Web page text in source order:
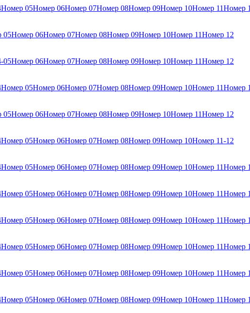
Номер 05Номер 06Номер 07Номер 08Номер 09Номер 10Номер 11Номер
05Номер 06Номер 07Номер 08Номер 09Номер 10Номер 11Номер 12
05Номер 06Номер 07Номер 08Номер 09Номер 10Номер 11Номер 12
Номер 05Номер 06Номер 07Номер 08Номер 09Номер 10Номер 11Номер
05Номер 06Номер 07Номер 08Номер 09Номер 10Номер 11Номер 12
Номер 05Номер 06Номер 07Номер 08Номер 09Номер 10Номер 11-12
Номер 05Номер 06Номер 07Номер 08Номер 09Номер 10Номер 11Номер
Номер 05Номер 06Номер 07Номер 08Номер 09Номер 10Номер 11Номер
Номер 05Номер 06Номер 07Номер 08Номер 09Номер 10Номер 11Номер
Номер 05Номер 06Номер 07Номер 08Номер 09Номер 10Номер 11Номер
Номер 05Номер 06Номер 07Номер 08Номер 09Номер 10Номер 11Номер
Номер 05Номер 06Номер 07Номер 08Номер 09Номер 10Номер 11Номер